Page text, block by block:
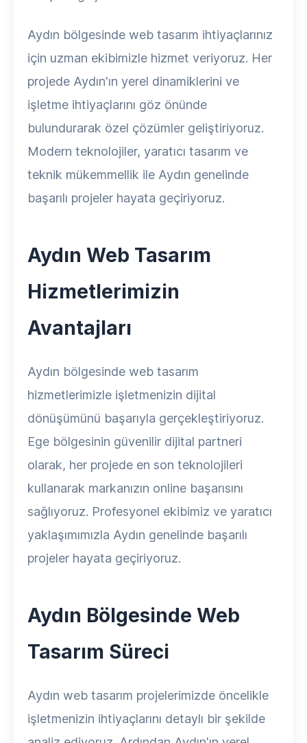
Aydın bölgesinde web tasarım ihtiyaçlarınız
için uzman ekibimizle hizmet veriyoruz. Her
projede Aydın'ın yerel dinamiklerini ve
işletme ihtiyaçlarını göz önünde
bulundurarak özel çözümler geliştiriyoruz.
Modern teknolojiler, yaratıcı tasarım ve
teknik mükemmellik ile Aydın genelinde
başarılı projeler hayata geçiriyoruz.
Aydın Web Tasarım
Hizmetlerimizin
Avantajları
Aydın bölgesinde web tasarım
hizmetlerimizle işletmenizin dijital
dönüşümünü başarıyla gerçekleştiriyoruz.
Ege bölgesinin güvenilir dijital partneri
olarak, her projede en son teknolojileri
kullanarak markanızın online başarısını
sağlıyoruz. Profesyonel ekibimiz ve yaratıcı
yaklaşımımızla Aydın genelinde başarılı
projeler hayata geçiriyoruz.
Aydın Bölgesinde Web
Tasarım Süreci
Aydın web tasarım projelerimizde öncelikle
işletmenizin ihtiyaçlarını detaylı bir şekilde